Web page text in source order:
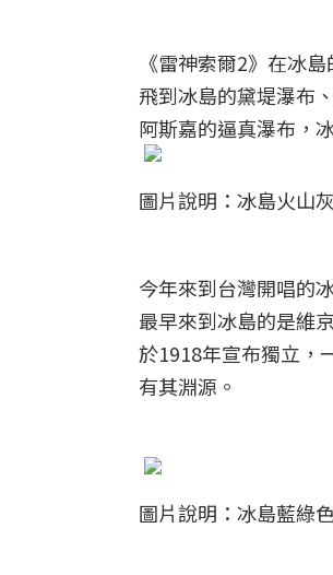
《雷神索爾2》在冰
飛到冰島的黛堤瀑布
阿斯嘉的逼真瀑布，
圖片說明：冰島火山
今年來到台灣開唱的
最早來到冰島的是維
於1918年宣布獨立，
有其淵源。
圖片說明：冰島藍綠